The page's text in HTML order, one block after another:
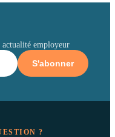
actualité employeur
S'abonner
?